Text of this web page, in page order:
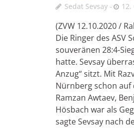
Sedat Sevsay 12.
(ZVW 12.10.2020 /
Die Ringer des ASV
souveränen 28:4-
hatte. Sevsay
Anzug“ sitzt. Mit
Nürnberg schon auf
Ramzan Awtaev,
Hösbach war als
sagte Sevsay nach